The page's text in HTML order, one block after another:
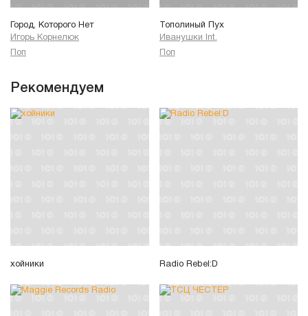
Город, Которого Нет
Игорь Корнелюк
Поп
Тополиный Пух
Иванушки Int.
Поп
Рекомендуем
хойники Radio Rebel:D